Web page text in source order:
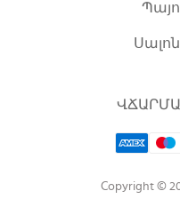
Copyright ©